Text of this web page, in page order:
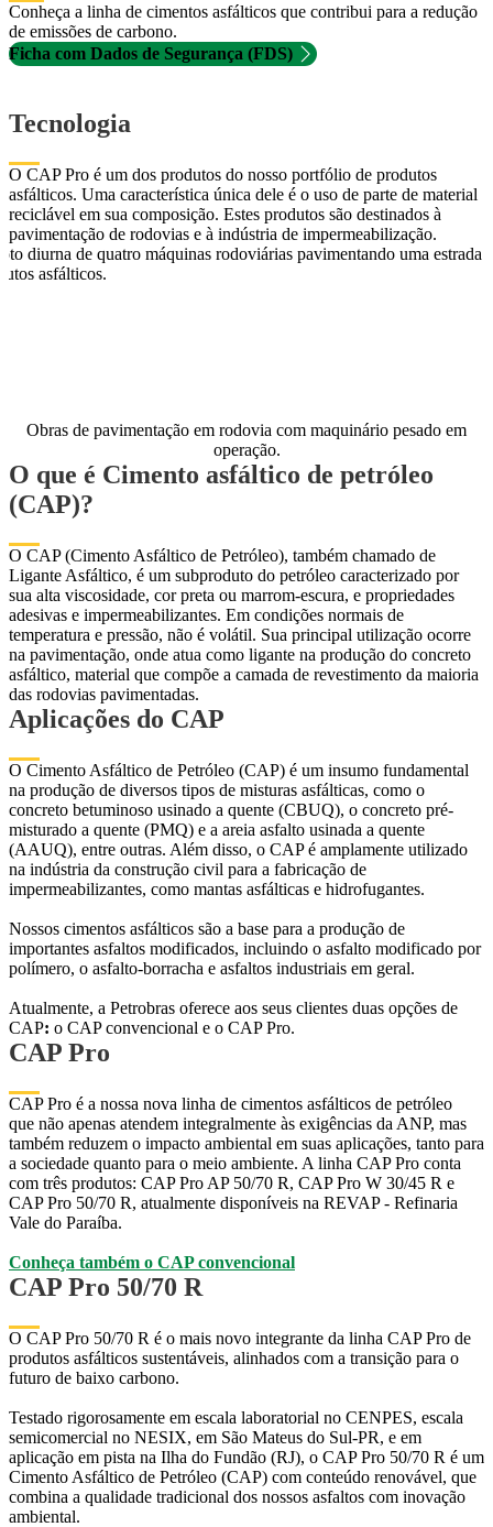
Conheça a linha de cimentos asfálticos que contribui para a redução
de emissões de carbono.
Ficha com Dados de Segurança (FDS)
Tecnologia
O CAP Pro é um dos produtos do nosso portfólio de produtos
asfálticos. Uma característica única dele é o uso de parte de material
reciclável em sua composição. Estes produtos são destinados à
pavimentação de rodovias e à indústria de impermeabilização.
Obras de pavimentação em rodovia com maquinário pesado em
operação.
O que é Cimento asfáltico de petróleo
(CAP)?
O CAP (Cimento Asfáltico de Petróleo), também chamado de
Ligante Asfáltico, é um subproduto do petróleo caracterizado por
sua alta viscosidade, cor preta ou marrom-escura, e propriedades
adesivas e impermeabilizantes. Em condições normais de
temperatura e pressão, não é volátil. Sua principal utilização ocorre
na pavimentação, onde atua como ligante na produção do concreto
asfáltico, material que compõe a camada de revestimento da maioria
das rodovias pavimentadas.
Aplicações do CAP
O Cimento Asfáltico de Petróleo (CAP) é um insumo fundamental
na produção de diversos tipos de misturas asfálticas, como o
concreto betuminoso usinado a quente (CBUQ), o concreto pré-
misturado a quente (PMQ) e a areia asfalto usinada a quente
(AAUQ), entre outras. Além disso, o CAP é amplamente utilizado
na indústria da construção civil para a fabricação de
impermeabilizantes, como mantas asfálticas e hidrofugantes.
Nossos cimentos asfálticos são a base para a produção de
importantes asfaltos modificados, incluindo o asfalto modificado por
polímero, o asfalto-borracha e asfaltos industriais em geral.
Atualmente, a Petrobras oferece aos seus clientes duas opções de
CAP: o CAP convencional e o CAP Pro.
CAP Pro
CAP Pro é a nossa nova linha de cimentos asfálticos de petróleo
que não apenas atendem integralmente às exigências da ANP, mas
também reduzem o impacto ambiental em suas aplicações, tanto para
a sociedade quanto para o meio ambiente. A linha CAP Pro conta
com três produtos: CAP Pro AP 50/70 R, CAP Pro W 30/45 R e
CAP Pro 50/70 R, atualmente disponíveis na REVAP - Refinaria
Vale do Paraíba.
Conheça também o CAP convencional
CAP Pro 50/70 R
O CAP Pro 50/70 R é o mais novo integrante da linha CAP Pro de
produtos asfálticos sustentáveis, alinhados com a transição para o
futuro de baixo carbono.
Testado rigorosamente em escala laboratorial no CENPES, escala
semicomercial no NESIX, em São Mateus do Sul-PR, e em
aplicação em pista na Ilha do Fundão (RJ), o CAP Pro 50/70 R é um
Cimento Asfáltico de Petróleo (CAP) com conteúdo renovável, que
combina a qualidade tradicional dos nossos asfaltos com inovação
ambiental.